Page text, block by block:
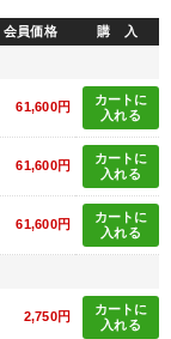
会員価格 購 入
61,600円
カートに
入れる
61,600円
カートに
入れる
61,600円
カートに
入れる
2,750円
カートに
入れる